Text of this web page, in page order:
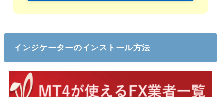
インジケーターのインストール方法